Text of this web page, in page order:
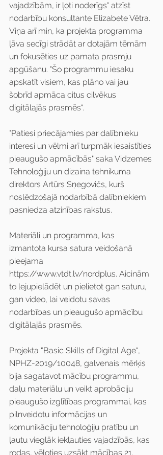
vajadzībām, ir ļoti noderīgs" atzīst
nodarbību konsultante Elizabete Vētra.
Viņa arī min, ka projekta programma
ļāva secīgi strādāt ar dotajām tēmām
un fokusēties uz pamata prasmju
apgūšanu. "Šo programmu iesaku
apskatīt visiem, kas plāno vai jau
šobrīd apmāca citus cilvēkus
digitālajās prasmēs".
"Patiesi priecājamies par dalībnieku
interesi un vēlmi arī turpmāk iesaistīties
pieaugušo apmācībās" saka Vidzemes
Tehnoloģiju un dizaina tehnikuma
direktors Artūrs Sņegovičs, kurš
noslēdzošajā nodarbībā dalībniekiem
pasniedza atzinības rakstus.
Materiāli un programma, kas
izmantota kursa satura veidošanā
pieejama
https://www.vtdt.lv/nordplus. Aicinām
to lejupielādēt un pielietot gan saturu,
gan video, lai veidotu savas
nodarbības un pieaugušo apmācību
digitālajās prasmēs.
Projekta “Basic Skills of Digital Age“,
NPHZ-2019/10048, galvenais mērķis
bija sagatavot mācību programmu,
daļu materiālu un veikt aprobāciju
pieaugušo izglītības programmai, kas
pilnveidotu informācijas un
komunikāciju tehnoloģiju pratību un
ļautu vieglāk iekļauties vajadzībās, kas
rodas, vēloties uzsākt mācības 21.